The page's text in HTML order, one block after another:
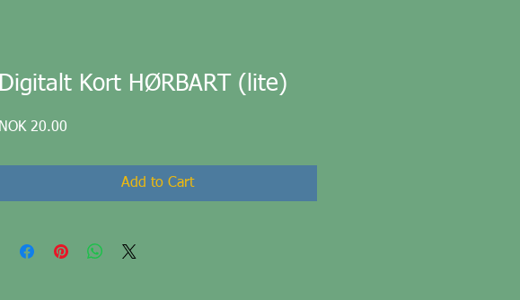
Digitalt Kort HØRBART (lite)
NOK 20.00
Add to Cart